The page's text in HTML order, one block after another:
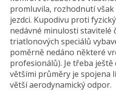
promluvila, rozhodnutí
jezdci. Kupodivu proti
nedávné minulosti stavitelé
triatlonových speciálů
poměrně nedáno některé
profesionálů). Je třeba ještě
většími průměry je spojena
větší aerodynamický odpor.